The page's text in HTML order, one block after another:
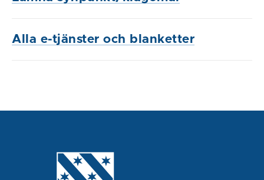
Alla e-tjänster och blanketter